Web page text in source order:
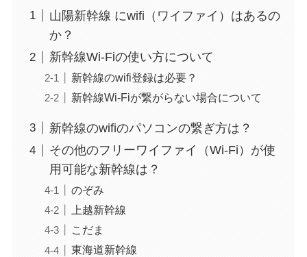
山陽新幹線 にwifi（ワイファイ）はあるの
か？
新幹線Wi-Fiの使い方について
新幹線のwifi登録は必要？
新幹線Wi-Fiが繋がらない場合について
新幹線のwifiのパソコンの繋ぎ方は？
その他のフリーワイファイ（Wi-Fi）が使
用可能な新幹線は？
のぞみ
上越新幹線
こだま
東海道新幹線